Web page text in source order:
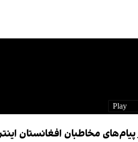
مخاطبان افغانستان